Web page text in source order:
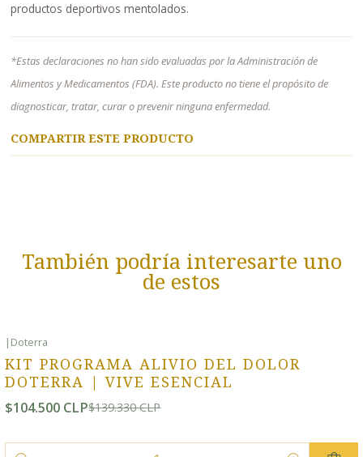
productos deportivos mentolados.
*Estas declaraciones no han sido evaluadas por la Administración de
Alimentos y Medicamentos (FDA). Este producto no tiene el propósito de
diagnosticar, tratar, curar o prevenir ninguna enfermedad.
COMPARTIR ESTE PRODUCTO
También podría interesarte uno
de estos
| Doterra
KIT PROGRAMA ALIVIO DEL DOLOR
DOTERRA | VIVE ESENCIAL
$104.500 CLP$139.330 CLP